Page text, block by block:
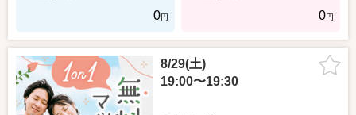
0円 0円
8/29(土)
19:00〜19:30